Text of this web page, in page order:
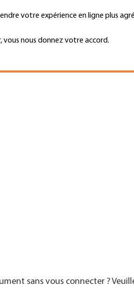
votre expérience en ligne plus
vous nous donnez votre accord.
sans vous connecter ?